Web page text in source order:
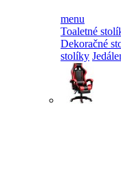
menu
Toaletné
Dekoračné
stolíky